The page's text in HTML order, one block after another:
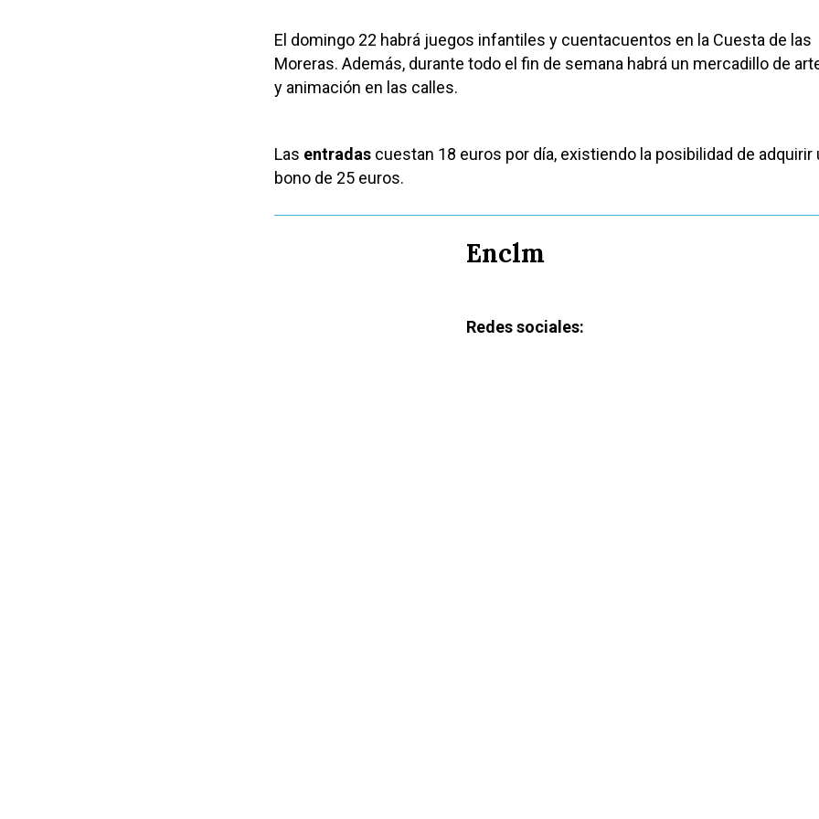
El domingo 22 habrá juegos infantiles y cuentacuentos en la Cuesta de las
Moreras. Además, durante todo el fin de semana habrá un mercadillo de
y animación en las calles.
Las entradas cuestan 18 euros por día, existiendo la posibilidad de adquirir
bono de 25 euros.
Enclm
Redes sociales: